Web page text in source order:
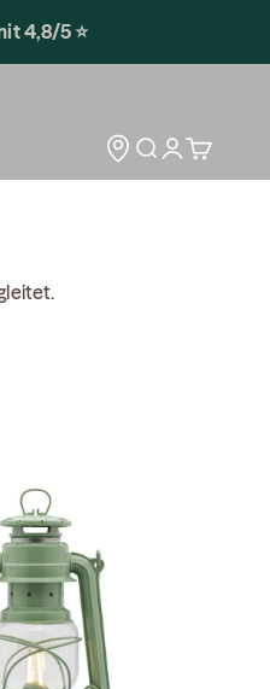
4,8/5 ⭐️
Storelocator
Open search
Open
Open